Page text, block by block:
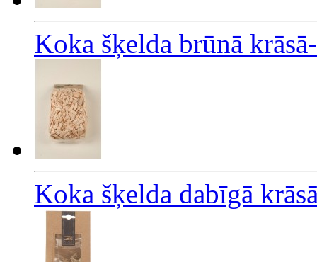
Koka šķelda brūnā
Koka šķelda dabīgā